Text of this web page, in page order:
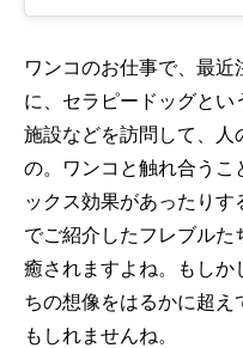
ワンコのお仕事で、最
に、セラピードッグと
施設などを訪問して、人
の。ワンコと触れ合うこ
ックス効果があったりす
でご紹介したフレブル
癒されますよね。もしか
ちの想像をはるかに超
もしれませんね。